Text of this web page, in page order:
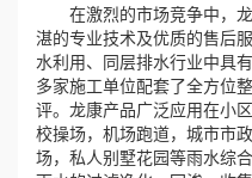
在激烈的市场竞争中，龙
湛的专业技术及优质的售后
水利用、同层排水行业中具
多家施工单位配套了全方位
评。龙康产品广泛应用在小
校操场，机场跑道，城市市
场，私人别墅花园等雨水综